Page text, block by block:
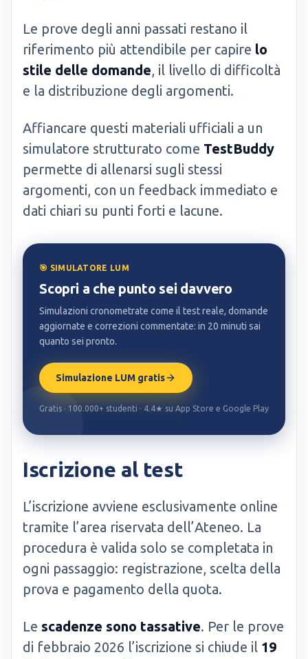
Le prove degli anni passati restano il
riferimento più attendibile per capire lo
stile delle domande, il livello di difficoltà
e la distribuzione degli argomenti.
Affiancare questi materiali ufficiali a un
simulatore strutturato come TestBuddy
permette di allenarsi sugli stessi
argomenti, con un feedback immediato e
dati chiari su punti forti e lacune.
🎯 SIMULATORE LUM
Scopri a che punto sei davvero
Simulazioni cronometrate come il test reale, domande
aggiornate e correzioni commentate: in 20 minuti sai
quanto sei pronto.
Simulazione LUM gratis
Gratis · 100.000+ studenti · 4.4★ su App Store e Google Play
Iscrizione al test
L’iscrizione avviene esclusivamente online
tramite l’area riservata dell’Ateneo. La
procedura è valida solo se completata in
ogni passaggio: registrazione, scelta della
prova e pagamento della quota.
Le scadenze sono tassative. Per le prove
di febbraio 2026 l’iscrizione si chiude il 19